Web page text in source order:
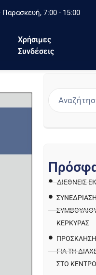
7:00 - 15:00
Χρήσιμες
Συνδέσεις
Πρόσφ
ΔΙΕΘΝΕΙΣ
ΚΕΡΚΥΡΑΣ
ΓΙΑ ΤΗ
ΣΤΟ